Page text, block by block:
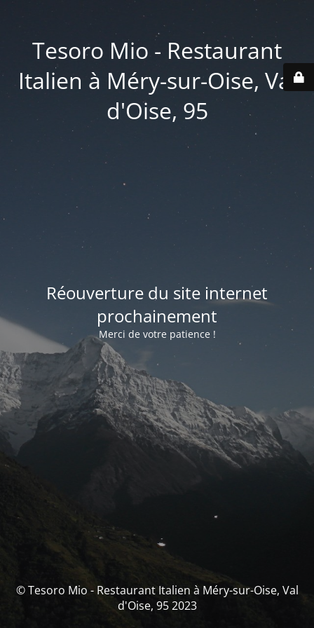
Tesoro Mio - Restaurant
Italien à Méry-sur-Oise, Val
d'Oise, 95
Réouverture du site internet
prochainement
Merci de votre patience !
© Tesoro Mio - Restaurant Italien à Méry-sur-Oise, Val
d'Oise, 95 2023